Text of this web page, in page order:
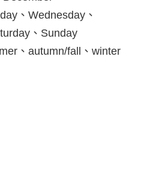
、Wednesday、
、Sunday
、autumn/fall、winter